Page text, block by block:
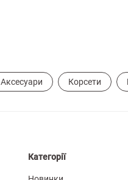
Аксесуари Корсети
Категорії